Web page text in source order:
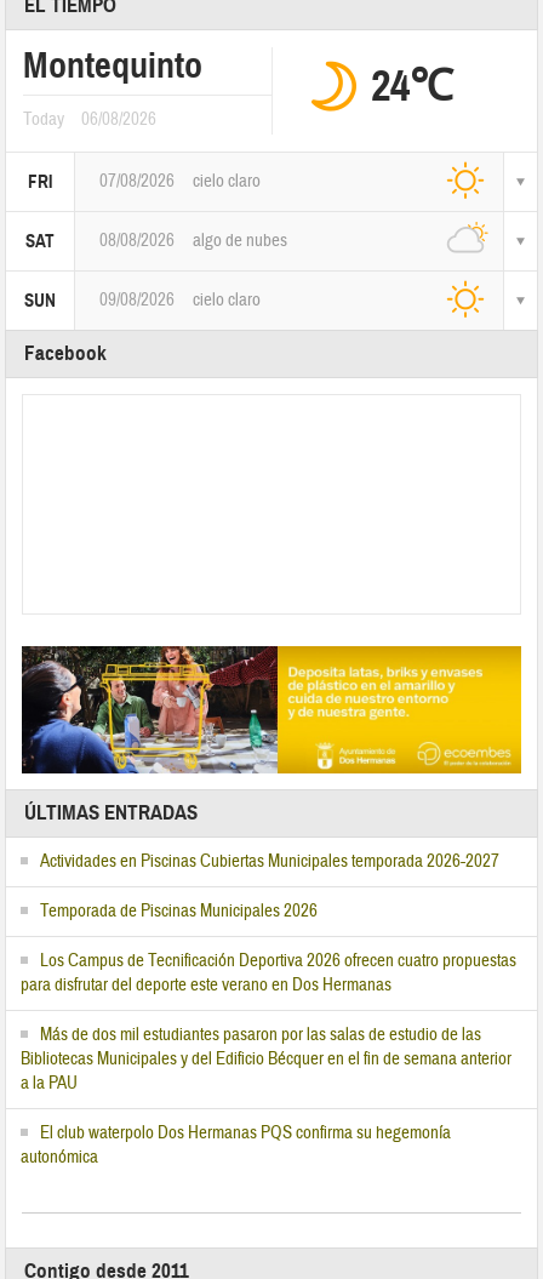
EL TIEMPO
Montequinto
Today 06/08/2026
24℃
FRI 07/08/2026 cielo claro
SAT 08/08/2026 algo de nubes
SUN 09/08/2026 cielo claro
Facebook
ÚLTIMAS ENTRADAS
Actividades en Piscinas Cubiertas Municipales temporada 2026-2027
Temporada de Piscinas Municipales 2026
Los Campus de Tecnificación Deportiva 2026 ofrecen cuatro propuestas
para disfrutar del deporte este verano en Dos Hermanas
Más de dos mil estudiantes pasaron por las salas de estudio de las
Bibliotecas Municipales y del Edificio Bécquer en el fin de semana anterior
a la PAU
El club waterpolo Dos Hermanas PQS confirma su hegemonía
autonómica
Contigo desde 2011